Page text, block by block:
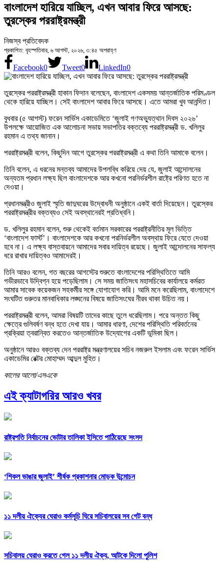
বাংলাদেশ হারিয়ে যাচ্ছিল, এখন আবার ফিরে আসছে:
তুরস্কের পররাষ্ট্রমন্ত্রী
নিজস্ব প্রতিবেদক
প্রকাশিত: বৃহস্পতিবার, ৬ আগস্ট, ২০২৬, ৩:৪৫ অপরাহ্ণ
Facebook0 Tweet0 LinkedIn0
তুরস্কের পররাষ্ট্রমন্ত্রী হাকান ফিদান বলেছেন, বাংলাদেশ একসময় আন্তর্জাতিক পরিমণ্ডল
থেকে হারিয়ে যাচ্ছিল। সেই বাংলাদেশ আবার ফিরে আসছে। এতে আমরা খুব আনন্দিত।
বুধবার (৫ আগস্ট) ফরেন সার্ভিস একাডেমিতে ‘জুলাই গণঅভ্যুত্থান দিবস ২০২৬’
উপলক্ষে আয়োজিত এক আলোচনা সভায় সভাপতির বক্তব্যে পররাষ্ট্রমন্ত্রী ড. খলিলুর
রহমান এ তথ্য জানান।
পররাষ্ট্রমন্ত্রী বলেন, কিছুদিন আগে তুরস্কের পররাষ্ট্রমন্ত্রী এ কথা তিনি আমাকে বলেন।
তিনি বলেন, এ ধরনের মন্তব্য আমাদের উপলব্ধি করিয়ে দেয় যে, জুলাই আন্দোলনের
অন্যতম প্রধান লক্ষ্য ছিল বাংলাদেশকে আর কখনো পরনির্ভরশীল রাষ্ট্রে পরিণত হতে না
দেওয়া।
প্রধানমন্ত্রীও জুলাই স্মৃতি জাদুঘরের উদ্বোধনী অনুষ্ঠানে একই বার্তা দিয়েছেন। তুরস্কের
পররাষ্ট্রমন্ত্রীর বক্তব্যও সেই অবস্থানেরই প্রতিধ্বনি।
ড. খলিলুর রহমান বলেন, শুরু থেকেই বর্তমান সরকারের পররাষ্ট্রনীতির মূল ভিত্তি
‘বাংলাদেশ ফার্স্ট’। বাংলাদেশকে আর কখনো পরনির্ভরশীল অবস্থায় ফিরে যেতে দেওয়া
হবে না। এ লক্ষ্য বাস্তবায়নে আমাদের সবার দায়িত্ব রয়েছে। জুলাই আন্দোলনের সাফল্য
ধরে রাখার দায়িত্বও আমাদেরই।
তিনি আরও বলেন, গত বছরের আগস্টের শুরুতে বাংলাদেশের পরিস্থিতিতে আমি
গভীরভাবে উদ্বিগ্ন হয়ে পড়েছিলাম। সে সময় জাতিসংঘ মহাসচিবের কার্যালয়ে কর্মরত
আমার সাবেক কয়েকজন সহকর্মীর সঙ্গে যোগাযোগ করি। আমি মনে করেছিলাম, বাংলাদেশে
সংঘটিত গুরুতর মানবাধিকার লঙ্ঘনের বিষয়ে জাতিসংঘের নীরব থাকা উচিত নয়।
পররাষ্ট্রমন্ত্রী বলেন, আমরা বিষয়টি তাদের কাছে তুলে ধরেছিলাম। পরে অন্তত কিছু
ক্ষেত্রে গুলিবর্ষণ বন্ধ হতে দেখা যায়। আমার ধারণা, দেশের পরিস্থিতি পরিবর্তনের
প্রক্রিয়া ত্বরান্বিত করতেও আন্তর্জাতিক উদ্যোগের একটি ভূমিকা ছিল।
অনুষ্ঠানে আরও বক্তব্য দেন পররাষ্ট্র মন্ত্রণালয়ের সচিব নজরুল ইসলাম এবং ফরেন সার্ভিস
একাডেমির রেক্টর মোহাম্মদ আব্দুল মুহিত।
কালের আলো/এসএকে
এই ক্যাটাগরির আরও খবর
রাষ্ট্রপতি নির্বাচনের ভোটার তালিকা ইসিতে পাঠিয়েছে সংসদ
‘শিকল ভাঙার জুলাই’ শীর্ষক প্রকাশনার মোড়ক উন্মোচন
১১ দলীয় ঐক্যের ঘেরাও কর্মসূচি ঘিরে সচিবালয়ের সব গেট বন্ধ
সচিবালয় ঘেরাও করতে গেল ১১ দলীয় ঐক্য, আটকে দিলো পুলিশ